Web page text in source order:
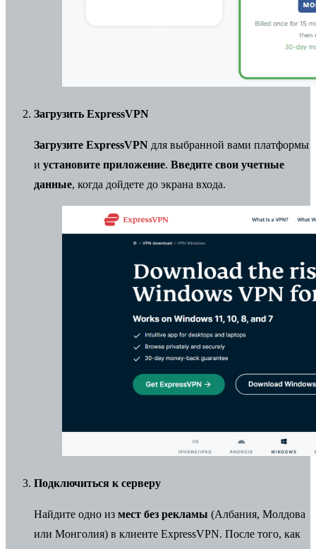
Загрузить ExpressVPN
Загрузите ExpressVPN для выбранной вами платформы
и установите приложение. Введите свои учетные
данные, когда дойдете до экрана входа.
Подключиться к серверу
Найдите одно из мест без рекламы (Албания, Молдова
или Монголия) в клиенте ExpressVPN. После того, как